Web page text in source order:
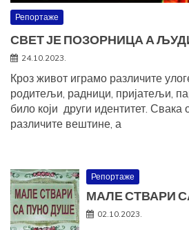
Репортаже
СВЕТ ЈЕ ПОЗОРНИЦА А
24.10.2023.
Кроз живот играмо различите
родитељи, радници, пријатељи,
било који други идентитет. Свака
различите вештине, а
Репортаже
МАЛЕ СТВАРИ
02.10.2023.